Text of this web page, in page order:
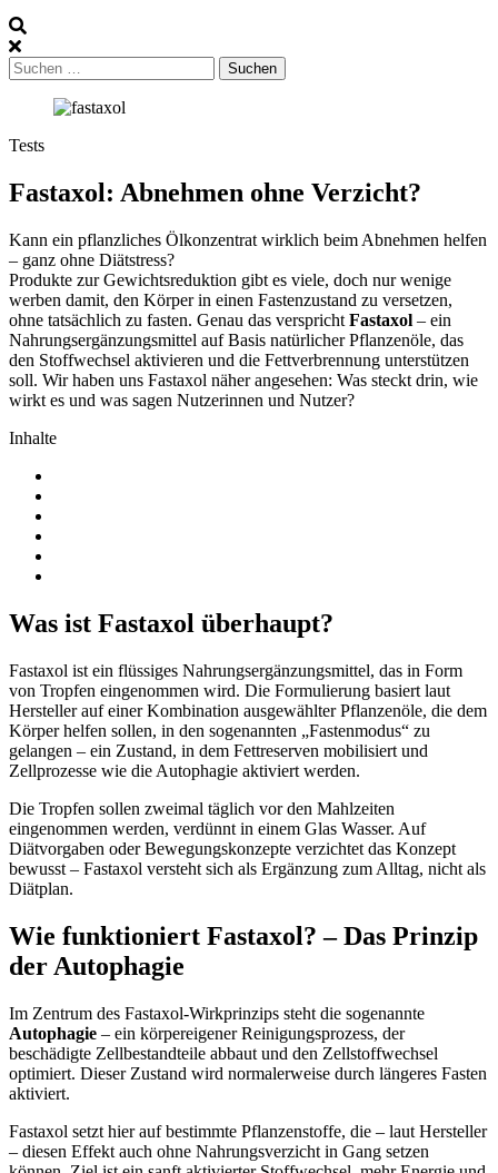
Suchen
nach:
Tests
Fastaxol: Abnehmen ohne Verzicht?
Kann ein pflanzliches Ölkonzentrat wirklich beim Abnehmen helfen
– ganz ohne Diätstress?
Produkte zur Gewichtsreduktion gibt es viele, doch nur wenige
werben damit, den Körper in einen Fastenzustand zu versetzen,
ohne tatsächlich zu fasten. Genau das verspricht Fastaxol – ein
Nahrungsergänzungsmittel auf Basis natürlicher Pflanzenöle, das
den Stoffwechsel aktivieren und die Fettverbrennung unterstützen
soll. Wir haben uns Fastaxol näher angesehen: Was steckt drin, wie
wirkt es und was sagen Nutzerinnen und Nutzer?
Inhalte
Was ist Fastaxol überhaupt?
Fastaxol ist ein flüssiges Nahrungsergänzungsmittel, das in Form
von Tropfen eingenommen wird. Die Formulierung basiert laut
Hersteller auf einer Kombination ausgewählter Pflanzenöle, die dem
Körper helfen sollen, in den sogenannten „Fastenmodus“ zu
gelangen – ein Zustand, in dem Fettreserven mobilisiert und
Zellprozesse wie die Autophagie aktiviert werden.
Die Tropfen sollen zweimal täglich vor den Mahlzeiten
eingenommen werden, verdünnt in einem Glas Wasser. Auf
Diätvorgaben oder Bewegungskonzepte verzichtet das Konzept
bewusst – Fastaxol versteht sich als Ergänzung zum Alltag, nicht als
Diätplan.
Wie funktioniert Fastaxol? – Das Prinzip
der Autophagie
Im Zentrum des Fastaxol-Wirkprinzips steht die sogenannte
Autophagie – ein körpereigener Reinigungsprozess, der
beschädigte Zellbestandteile abbaut und den Zellstoffwechsel
optimiert. Dieser Zustand wird normalerweise durch längeres Fasten
aktiviert.
Fastaxol setzt hier auf bestimmte Pflanzenstoffe, die – laut Hersteller
– diesen Effekt auch ohne Nahrungsverzicht in Gang setzen